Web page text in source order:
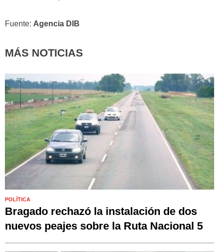
Fuente: Agencia DIB
MÁS NOTICIAS
POLÍTICA
Bragado rechazó la instalación de dos
nuevos peajes sobre la Ruta Nacional 5